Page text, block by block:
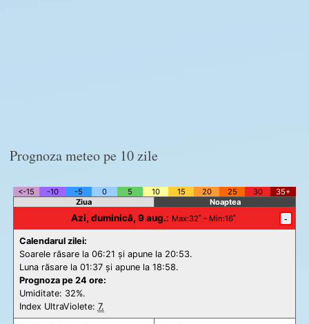
Prognoza meteo pe 10 zile
<-15 -10 -5 0 5 10 15 20 25 30
35+
Ziua
Noaptea
Azi, duminică, 9 aug.: Max:32˚ - Min:16˚ -
Calendarul zilei:
Soarele răsare la 06:21 și apune la 20:53.
Luna răsare la 01:37 și apune la 18:58.
Prognoza pe 24 ore:
Umiditate: 32%.
Index UltraViolete: 7.